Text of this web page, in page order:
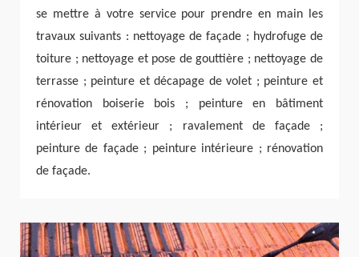
se mettre à votre service pour prendre en main les
travaux suivants : nettoyage de façade ; hydrofuge de
toiture ; nettoyage et pose de gouttière ; nettoyage de
terrasse ; peinture et décapage de volet ; peinture et
rénovation boiserie bois ; peinture en bâtiment
intérieur et extérieur ; ravalement de façade ;
peinture de façade ; peinture intérieure ; rénovation
de façade.